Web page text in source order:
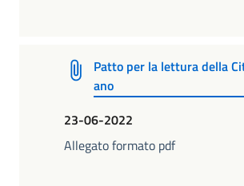
Patto per la lettura della
ano
23-06-2022
Allegato formato pdf